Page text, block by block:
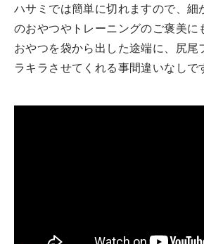
ハサミでは簡単に切れますので、細
のおやつやトレーニングのご褒美に
おやつを袋から出した途端に、尻尾
ラキラさせてくれる事間違いなしで